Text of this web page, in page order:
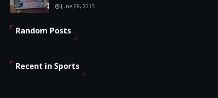
June 08, 2015
Random Posts
Recent in Sports